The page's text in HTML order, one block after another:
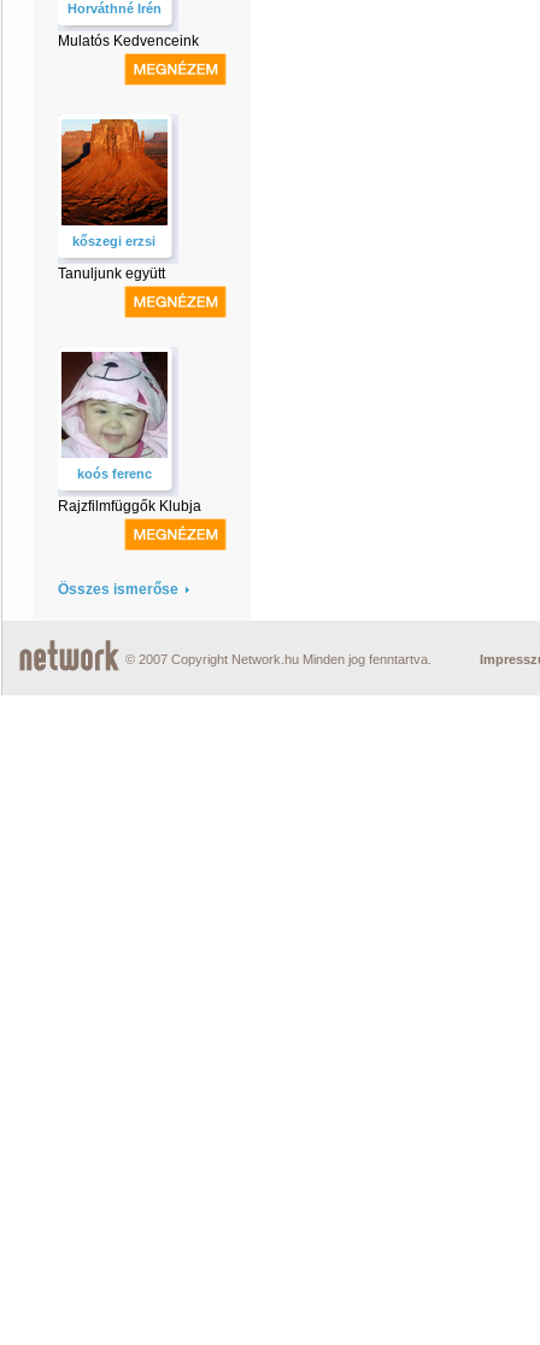
Horváthné Irén
Mulatós Kedvenceink
kőszegi erzsi
Tanuljunk együtt
koós ferenc
Rajzfilmfüggők Klubja
Összes ismerőse
© 2007 Copyright Network.hu Minden jog fenntartva.